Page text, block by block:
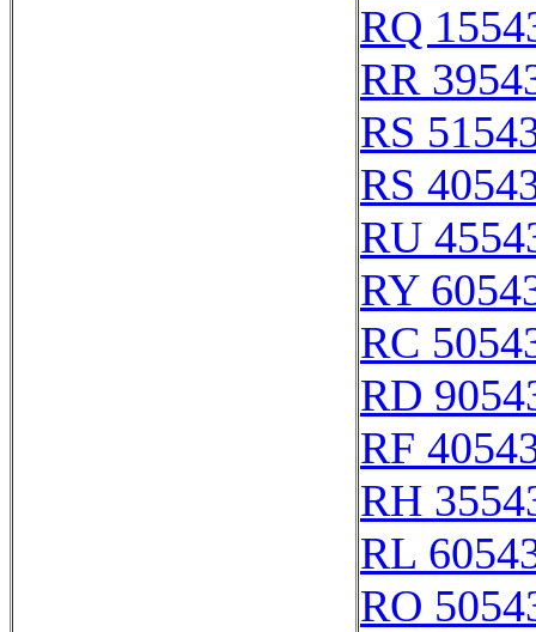
RQ
RR
RS
RS
RU
RY
RC
RD
RF
RH
RL
RO